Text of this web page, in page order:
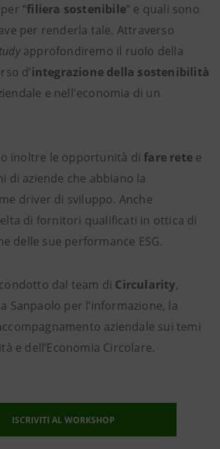
“filiera sostenibile” e quali sono
per renderla tale. Attraverso
approfondiremo il ruolo della
d’integrazione della sostenibilità
e nell'economia di un
inoltre le opportunità di fare rete e
di aziende che abbiano la
driver di sviluppo. Anche
di fornitori qualificati in ottica di
delle sue performance ESG.
dal team di Circularity,
Sanpaolo per l’informazione, la
aziendale sui temi
e dell’Economia Circolare.
ISCRIVITI AL WORKSHOP